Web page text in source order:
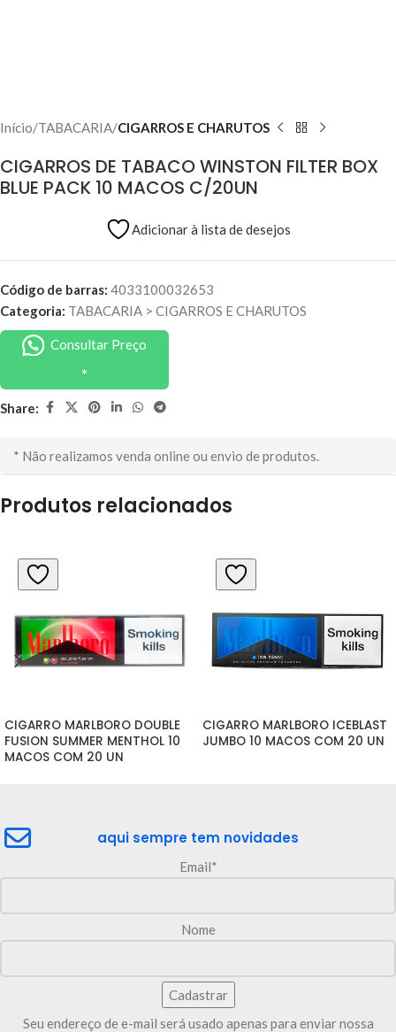
Início TABACARIA CIGARROS E CHARUTOS
CIGARROS DE TABACO WINSTON FILTER BOX
BLUE PACK 10 MACOS C/20UN
Adicionar à lista de desejos
Código de barras: 4033100032653
Categoria: TABACARIA > CIGARROS E CHARUTOS
Consultar Preço
Share:
* Não realizamos venda online ou envio de produtos.
Produtos relacionados
CIGARRO MARLBORO DOUBLE
FUSION SUMMER MENTHOL 10
MACOS COM 20 UN
CIGARRO MARLBORO ICEBLAST
JUMBO 10 MACOS COM 20 UN
aqui sempre tem novidades
Email*
Nome
Seu endereço de e-mail será usado apenas para enviar nossa